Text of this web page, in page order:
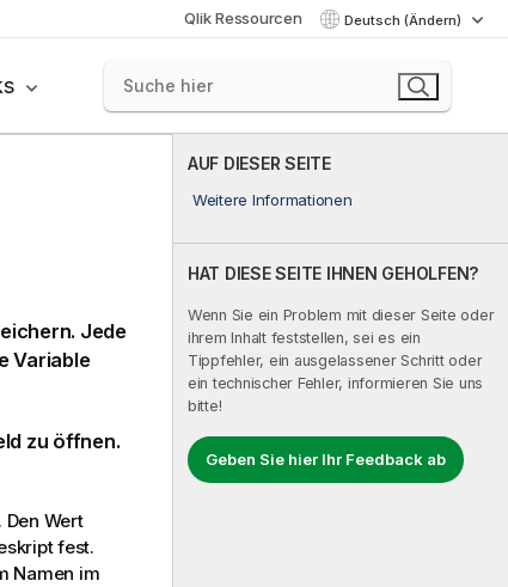
Qlik Ressourcen Deutsch (Ändern)
AUF DIESER SEITE
Weitere Informationen
HAT DIESE SEITE IHNEN GEHOLFEN?
Wenn Sie ein Problem mit dieser Seite oder
ihrem Inhalt feststellen, sei es ein
Tippfehler, ein ausgelassener Schritt oder
ein technischer Fehler, informieren Sie uns
bitte!
Geben Sie hier Ihr Feedback ab
Jede
Variable
zu öffnen.
Wert
fest.
Namen im